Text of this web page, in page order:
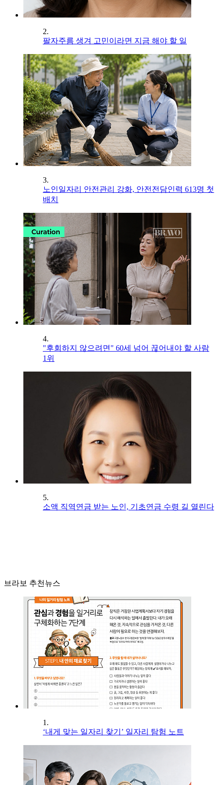
2.
팔자주름 생겨 고민이라면 지금 해야 할 일
3.
노인일자리 안전관리 강화, 안전전담인력 613명 첫
배치
4.
"후회하지 않으려면" 60세 넘어 끊어내야 할 사람
1위
5.
소액 직역연금 받는 노인, 기초연금 수령 길 열린다
브라보 추천뉴스
1.
‘내게 맞는 일자리 찾기’ 일자리 탐험 노트